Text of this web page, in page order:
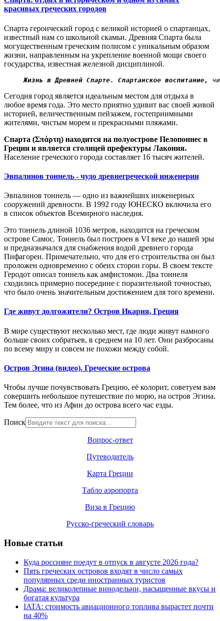
красивых греческих городов
Спарта героический город с великой историей о спартанцах,
известный нам со школьной скамьи. Древняя Спарта была
могущественным греческим полисом с уникальным образом
жизни, направленным на укрепление военной мощи своего
государства, известная железной дисциплиной.
Жизнь в Древней Спарте. Спартанское воспитание,
Сегодня город является идеальным местом для отдыха в
любое время года. Это место приятно удивит вас своей живой
историей, величественным пейзажем, гостеприимными
жителями, чистым морем и прекрасными пляжами.
Спарта (Σπάρτη) находится на полуострове Пелопоннес в
Греции и является столицей префектуры Лакония.
Население греческого города составляет 16 тысяч жителей.
Эвпалинов тоннель - чудо древнегреческой инженерии
Эвпалинов тоннель — одно из важнейших инженерных
сооружений древности. В 1992 году ЮНЕСКО включила его
в список объектов Всемирного наследия.
Это тоннель длиной 1036 метров, находится на греческом
острове Самос. Тоннель был построен в VI веке до нашей эры
и предназначался для снабжения водой древнего города
Пифагореи. Примечательно, что для его строительства он был
проложен одновременно с обеих сторон горы. В своем тексте
Геродот описал тоннель как амфистомон. Два тоннеля
сходились примерно посередине с поразительной точностью,
что было очень значительным достижением для того времени.
Где живут долгожители? Остров Икария, Греция
В мире существуют несколько мест, где люди живут намного
больше своих собратьев, в среднем на 10 лет. Они разбросаны
по всему миру и совсем не похожи между собой.
Остров Эгина (видео). Греческие острова
Чтобы лучше почувствовать Грецию, её колорит, советуем вам
совершить небольшое путешествие по морю, на остров Эгина.
Тем более, что из Афин до острова всего час езды.
Поиск
Вопрос-ответ
Путеводитель
Карта Греции
Табло аэропорта
Виза в Грецию
Русско-греческий словарь
Новые статьи
Куда россияне поедут в отпуск в августе 2026 года?
Пять греческих островов входят в число самых
популярных среди иностранных туристов
Драма: великолепные винодельни, насыщенные вкусы и
богатая культура
IATA: стоимость авиационного топлива вырастет почти
на 40%